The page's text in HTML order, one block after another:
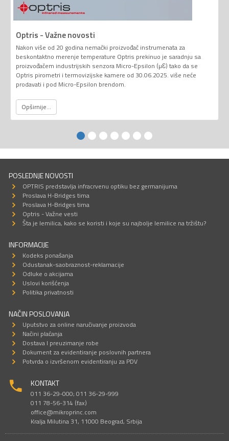
Optris - Važne novosti
Nakon više od 20 godina nemački proizvođač instrumenata za
beskontaktno merenje temperature Optris prekinuo je saradnju sa
proizvođačem industrijskih senzora Micro-Epsilon (µƐ) tako da se
Optris pirometri i termovizijske kamere od 30.06.2025. više neće
prodavati i pod Micro-Epsilon brendom.
Opširnije...
POSLEDNJE NOVOSTI
OPTRIS predstavlja infracrvenu optiku bez germanijuma
Proslava H-Bridges tima
Proslava H-Bridges tima
Optris - Važne vesti
Šta je lemilica, kako se koristi i koje su najbolje lemilice na tržištu?
INFORMACIJE
Kodeks ponašanja
Odustanak-saobraznost-reklamacije
Odluke o akcijama
Uslovi korišćenja
Politika privatnosti
NAČIN POSLOVANJA
Uputstvo za online naručivanje proizvoda
Načini plaćanja
Dostava I preuzimanje robe
Dokument za evidentiranje poslovnih partnera
Potvrda o izvršenom evidentiranju za PDV
KONTAKT
011 36-29-000; 011 36-29-999
011 78-56-314 (fax)
office@mikroprinc.com
Kralja Milutina 31, 11000 Beograd, Srbija